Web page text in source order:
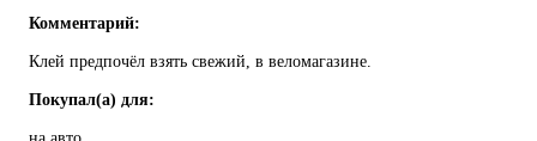
Комментарий:
Клей предпочёл взять свежий, в веломагазине.
Покупал(а) для: